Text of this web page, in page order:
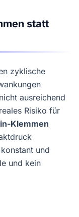
statt
zyklische
ausreichend
Risiko für
Klemmen
und
und kein